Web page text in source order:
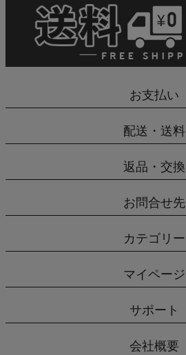
お支払い
配送・送料
返品・交換
お問合せ先
カテゴリー
マイページ
サポート
会社概要